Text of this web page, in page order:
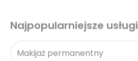
Najpopularniejsze usługi
Makijaż permanentny